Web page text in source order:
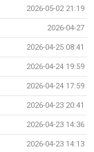
2026-05-02 21:19
2026-04-27
2026-04-25 08:41
2026-04-24 19:59
2026-04-24 17:59
2026-04-23 20:41
2026-04-23 14:36
2026-04-23 14:13